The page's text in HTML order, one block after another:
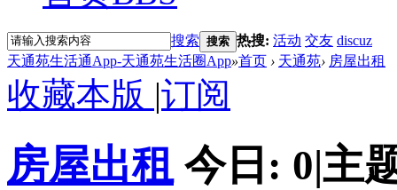
搜索 搜索 热搜: 活动 交友 discuz
天通苑生活通App-天通苑生活圈App»首页 › 天通苑› 房屋出租
收藏本版 |订阅
房屋出租 今日: 0|主